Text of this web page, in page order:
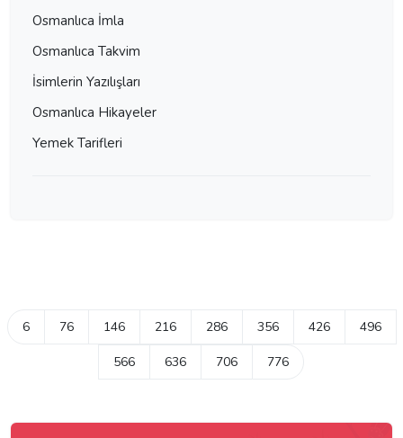
Osmanlıca İmla
Osmanlıca Takvim
İsimlerin Yazılışları
Osmanlıca Hikayeler
Yemek Tarifleri
6 76 146 216 286 356 426 496
566 636 706 776